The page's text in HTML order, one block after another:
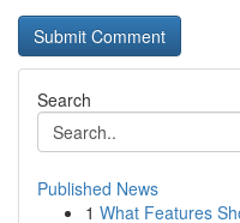
Search
Published News
1 What Features